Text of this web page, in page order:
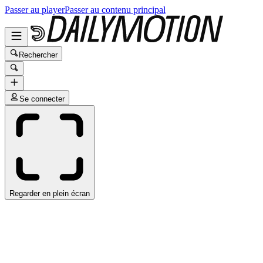
Passer au playerPasser au contenu principal
Rechercher
Se connecter
Regarder en plein écran